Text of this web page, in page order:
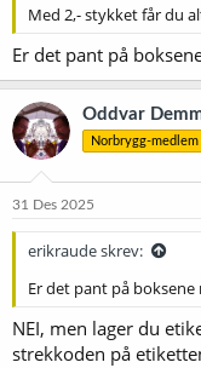
Med 2,- stykket får du
Er det pant på
Oddvar
Norbrygg-medlem
31 Des 2025
erikraude skrev:
Er det pant på
NEI, men lager du
strekkoden på